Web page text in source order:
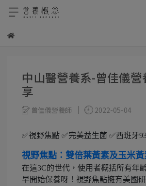
中山醫營養系-曾佳儀
享
曾佳儀營養師 2022-05-04
✅視野焦點 ✅完美益生菌 ✅西班牙
視野焦點：雙倍葉黃素及玉米黃
在這3C的世代，使用者概括所有年
早開始保養呀！視野焦點擁有美國